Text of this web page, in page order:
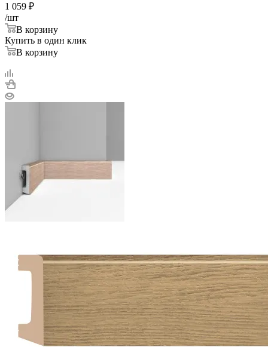
1 059 ₽
/шт
В корзину
Купить в один клик
В корзину